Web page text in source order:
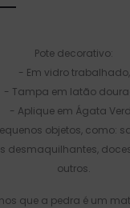
Pote decorativo:
- Em vidro trabalhado,
- Tampa em latão
- Aplique em Ágata
objetos, como:
desmaquilhantes,
outros.
que a pedra é um